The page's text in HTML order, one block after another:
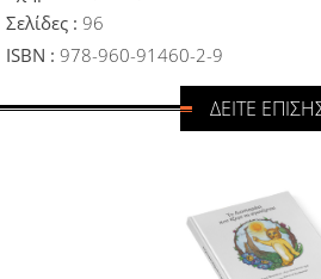
Σελίδες : 96
ISBN : 978-960-91460-2-9
ΔΕΙΤΕ